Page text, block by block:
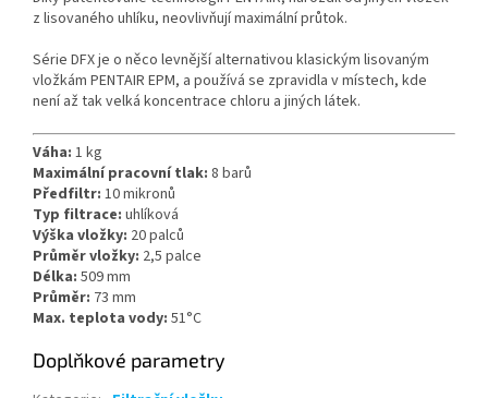
z lisovaného uhlíku, neovlivňují maximální průtok.
Série DFX je o něco levnější alternativou klasickým lisovaným
vložkám PENTAIR EPM, a používá se zpravidla v místech, kde
není až tak velká koncentrace chloru a jiných látek.
Váha: 1 kg
Maximální pracovní tlak: 8 barů
Předfiltr: 10 mikronů
Typ filtrace: uhlíková
Výška vložky: 20 palců
Průměr vložky: 2,5 palce
Délka: 509 mm
Průměr: 73 mm
Max. teplota vody: 51°C
Doplňkové parametry